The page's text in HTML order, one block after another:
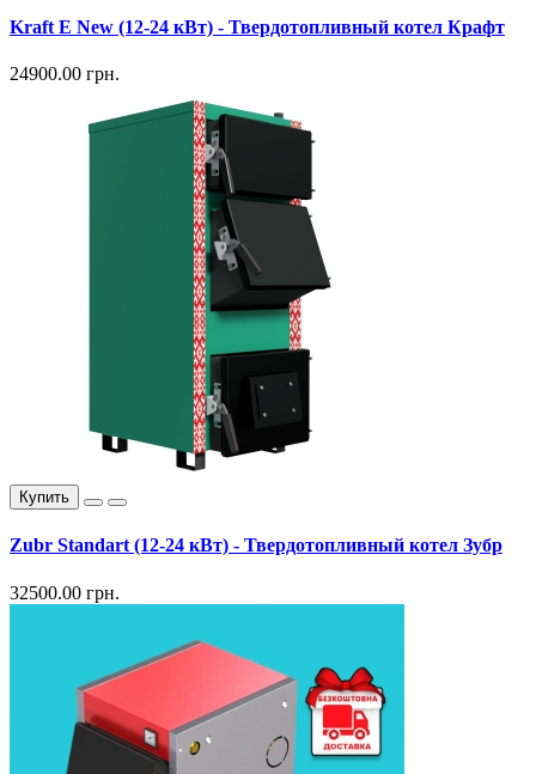
Kraft E New (12-24 кВт) - Твердотопливный котел Крафт
24900.00 грн.
Купить
Zubr Standart (12-24 кВт) - Твердотопливный котел Зубр
32500.00 грн.